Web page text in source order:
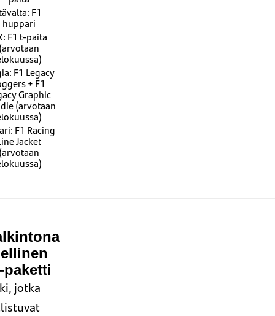
F1
huppari
F1 t-paita
F1 Legacy
+ F1
Graphic
(arvotaan
F1 Racing
Jacket
paketti
jotka